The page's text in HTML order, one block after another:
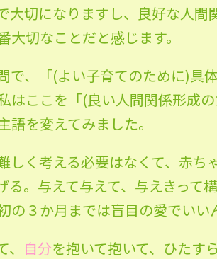
大切になりますし、良好な人
切なことだと感じます。
で、「(よい子育てのために)具
はここを「(良い人間関係形成
を変えてみました。
しく考える必要はなくて、赤ち
る。与えて与えて、与えきって
３か月までは盲目の愛でいい
自分を抱いて抱いて、ひたす